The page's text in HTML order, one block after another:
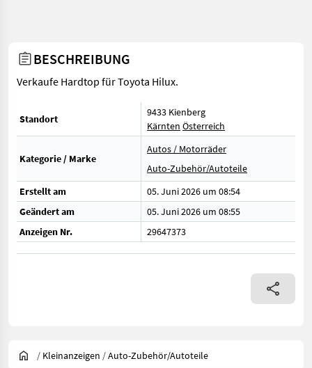
BESCHREIBUNG
Verkaufe Hardtop für Toyota Hilux.
Standort
9433 Kienberg
Kärnten Österreich
Kategorie / Marke
Autos / Motorräder
Auto-Zubehör/Autoteile
Erstellt am
05. Juni 2026 um 08:54
Geändert am
05. Juni 2026 um 08:55
Anzeigen Nr.
29647373
/ Kleinanzeigen /Auto-Zubehör/Autoteile